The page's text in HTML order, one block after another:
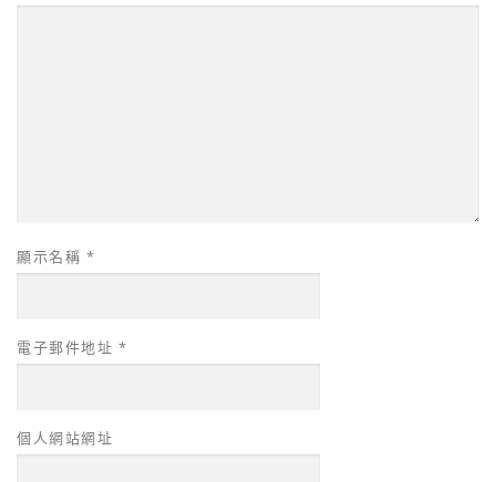
顯示名稱 *
電子郵件地址 *
個人網站網址